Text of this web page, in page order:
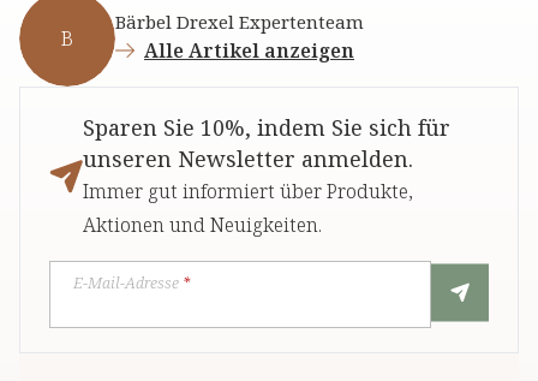
B
Bärbel Drexel Expertenteam
Alle Artikel anzeigen
Sparen Sie 10%, indem Sie sich für
unseren Newsletter anmelden.
Immer gut informiert über Produkte,
Aktionen und Neuigkeiten.
E-Mail-Adresse *